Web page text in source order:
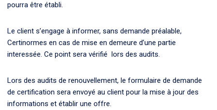
pourra être établi.
Le client s’engage à informer, sans demande préalable,
Certinormes en cas de mise en demeure d’une partie
interessée. Ce point sera vérifié lors des audits.
Lors des audits de renouvellement, le formulaire de demande
de certification sera envoyé au client pour la mise à jour des
informations et établir une offre.